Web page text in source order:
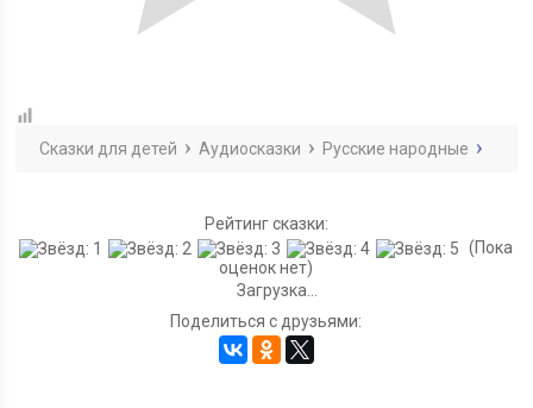
Сказки для детей Аудиосказки Русские народные
Рейтинг сказки:
(Пока
оценок нет)
Загрузка...
Поделиться с друзьями: